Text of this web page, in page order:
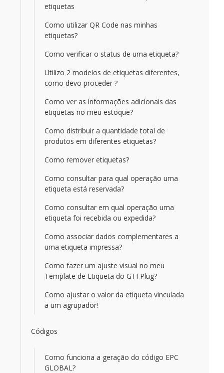
etiquetas
Como utilizar QR Code nas minhas
etiquetas?
Como verificar o status de uma etiqueta?
Utilizo 2 modelos de etiquetas diferentes,
como devo proceder ?
Como ver as informações adicionais das
etiquetas no meu estoque?
Como distribuir a quantidade total de
produtos em diferentes etiquetas?
Como remover etiquetas?
Como consultar para qual operação uma
etiqueta está reservada?
Como consultar em qual operação uma
etiqueta foi recebida ou expedida?
Como associar dados complementares a
uma etiqueta impressa?
Como fazer um ajuste visual no meu
Template de Etiqueta do GTI Plug?
Como ajustar o valor da etiqueta vinculada
a um agrupador!
Códigos
Como funciona a geração do código EPC
GLOBAL?